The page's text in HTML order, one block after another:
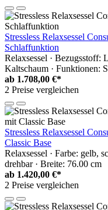
Stressless Relaxsessel
Schlaffunktion
Relaxsessel · Bezugsstoff:
Kaltschaum · Funktionen:
ab 1.708,00 €*
2 Preise vergleichen
Stressless Relaxsessel
Classic Base
Relaxsessel · Farbe: gelb,
drehbar · Breite: 76.00 cm
ab 1.420,00 €*
2 Preise vergleichen